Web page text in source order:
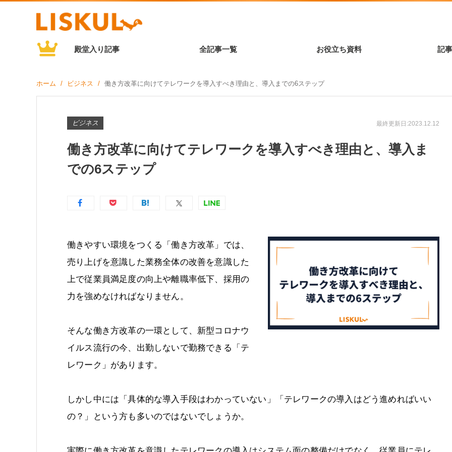
殿堂入り記事 全記事一覧 お役立ち資料 記
ホーム ビジネス 働き方改革に向けてテレワークを導入すべき理由と、導入までの6ステップ
ビジネス 最終更新日:2023.12.12
働き方改革に向けてテレワークを導入すべき理由と、導入ま
での6ステップ
働きやすい環境をつくる「働き方改革」では、
売り上げを意識した業務全体の改善を意識した
上で従業員満足度の向上や離職率低下、採用の
力を強めなければなりません。
そんな働き方改革の一環として、新型コロナウ
イルス流行の今、出勤しないで勤務できる「テ
レワーク」があります。
しかし中には「具体的な導入手段はわかっていない」「テレワークの導入はどう進めればいい
の？」という方も多いのではないでしょうか。